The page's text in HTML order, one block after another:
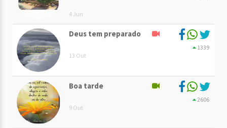
4 Jun
Deus tem preparado
13 Out
1339
Boa tarde
9 Out
2606